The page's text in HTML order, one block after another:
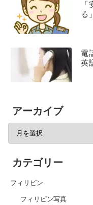
る
電
英
アーカイブ
カテゴリー
フィリピン
フィリピン写真